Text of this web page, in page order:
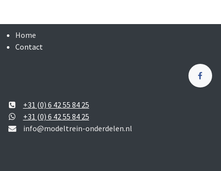
Home
Contact
+31 (0) 6 42 55 84 25
+31 (0) 6 42 55 84 25
info@modeltrein-onderdelen.nl